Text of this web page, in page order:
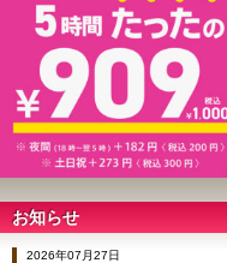
お知らせ
2026年07月27日